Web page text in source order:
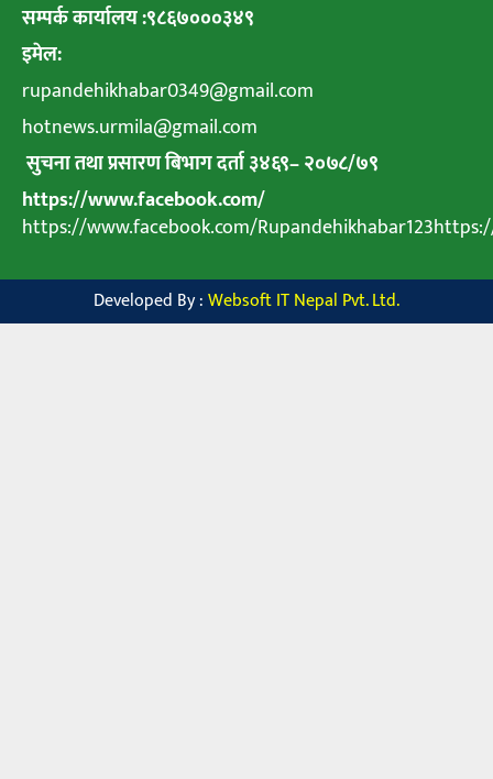
सम्पर्क कार्यालय :९८६७०००३४९
इमेल:
rupandehikhabar0349@gmail.com
hotnews.urmila@gmail.com
सुचना तथा प्रसारण बिभाग दर्ता ३४६९–२०७८/७९
https://www.facebook.com/
https://www.facebook.com/
Developed By :Websoft IT Nepal Pvt. Ltd.